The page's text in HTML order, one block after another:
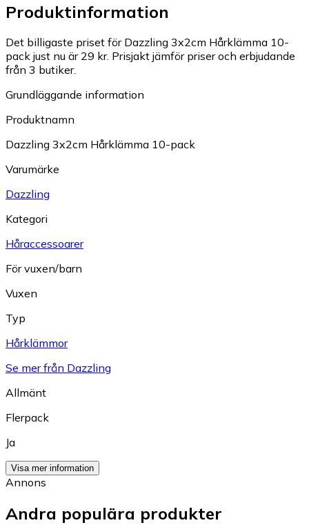
Produktinformation
Det billigaste priset för Dazzling 3x2cm Hårklämma 10-
pack just nu är 29 kr. Prisjakt jämför priser och erbjudande
från 3 butiker.
Grundläggande information
Produktnamn
Dazzling 3x2cm Hårklämma 10-pack
Varumärke
Dazzling
Kategori
Håraccessoarer
För vuxen/barn
Vuxen
Typ
Hårklämmor
Se mer från Dazzling
Allmänt
Flerpack
Ja
Visa mer information
Annons
Andra populära produkter